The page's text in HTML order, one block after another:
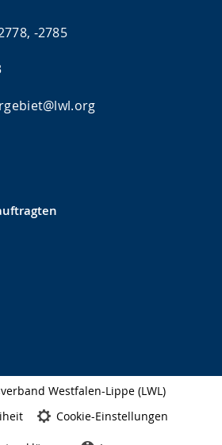
-2785
Westfalen-Lippe (LWL)
Cookie-Einstellungen